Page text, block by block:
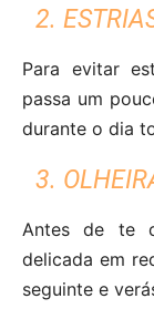
2.
Para evitar
passa um
durante o dia
3.
Antes de te
delicada em
seguinte e